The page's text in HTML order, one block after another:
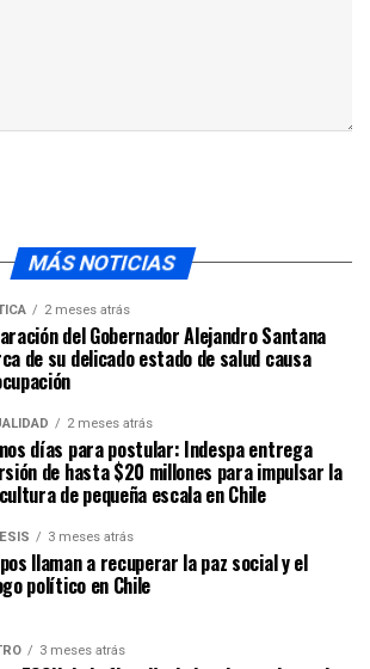
MÁS NOTICIAS
2 meses atrás
del Gobernador Alejandro Santana
de su delicado estado de salud causa
2 meses atrás
días para postular: Indespa entrega
de hasta $20 millones para impulsar la
de pequeña escala en Chile
3 meses atrás
llaman a recuperar la paz social y el
político en Chile
3 meses atrás